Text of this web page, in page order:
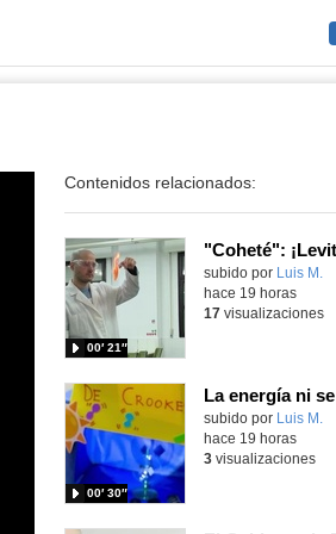
Contenidos relacionados:
Contenido educativo.
subido por Luis M.
00′ 21″
hace 19 horas
17visualizaciones
Contenido educativo.
subido por Luis M.
00′ 30″
hace 19 horas
3visualizaciones